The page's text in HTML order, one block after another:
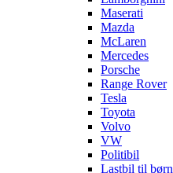
Maserati
Mazda
McLaren
Mercedes
Porsche
Range Rover
Tesla
Toyota
Volvo
VW
Politibil
Lastbil til børn